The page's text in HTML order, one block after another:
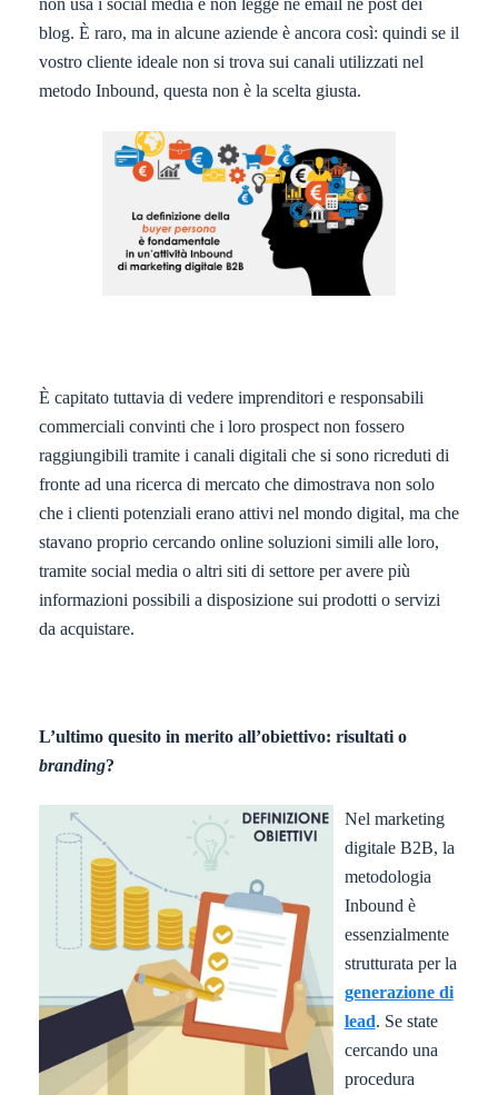
non usa i social media e non legge né email né post dei
blog. È raro, ma in alcune aziende è ancora così: quindi se il
vostro cliente ideale non si trova sui canali utilizzati nel
metodo Inbound, questa non è la scelta giusta.
È capitato tuttavia di vedere imprenditori e responsabili
commerciali convinti che i loro prospect non fossero
raggiungibili tramite i canali digitali che si sono ricreduti di
fronte ad una ricerca di mercato che dimostrava non solo
che i clienti potenziali erano attivi nel mondo digital, ma che
stavano proprio cercando online soluzioni simili alle loro,
tramite social media o altri siti di settore per avere più
informazioni possibili a disposizione sui prodotti o servizi
da acquistare.
L’ultimo quesito in merito all’obiettivo: risultati o
branding?
Nel marketing
digitale B2B, la
metodologia
Inbound è
essenzialmente
strutturata per la
generazione di
lead. Se state
cercando una
procedura